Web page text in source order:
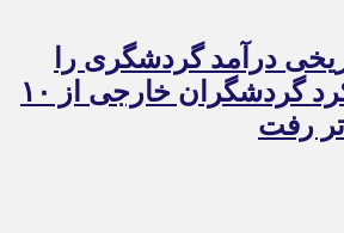
درآمد گردشگری را
شکست/ هزینه‌کرد گردشگران خارجی از ۱۰
رفت